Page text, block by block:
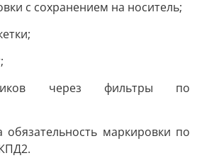
с сохранением на носитель;
через фильтры по
обязательность маркировки по